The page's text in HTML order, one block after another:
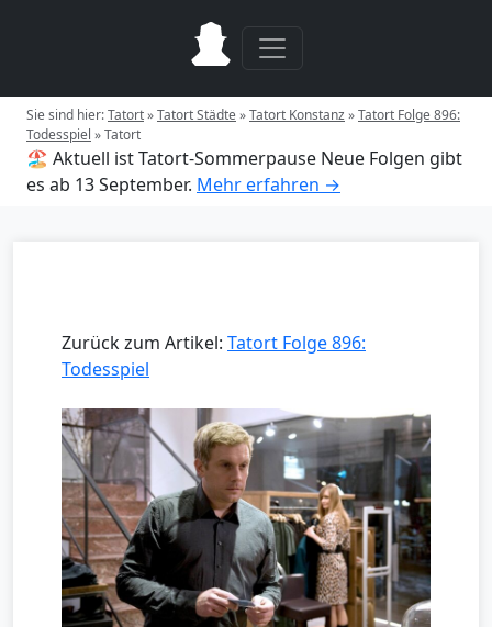
Sie sind hier:Tatort»Tatort Städte»Tatort Konstanz»Tatort Folge 896:
Todesspiel »Tatort
🏖️ Aktuell ist Tatort-Sommerpause Neue Folgen gibt
es ab 13 September. Mehr erfahren →
Zurück zum Artikel: Tatort Folge 896:
Todesspiel